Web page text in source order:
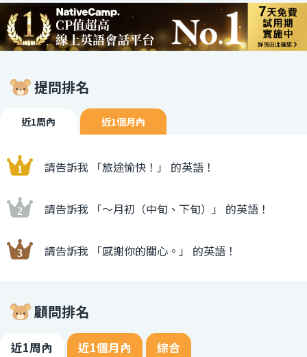
提問排名
近1周內 近1個月內
請告訴我 「旅途愉快！」 的英語！
請告訴我 「〜月初（中旬、下旬）」 的英語！
請告訴我 「感謝你的關心。」 的英語！
顧問排名
近1周內 近1個月內 綜合